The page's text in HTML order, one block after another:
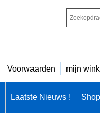
Voorwaarden mijn
Laatste Nieuws !